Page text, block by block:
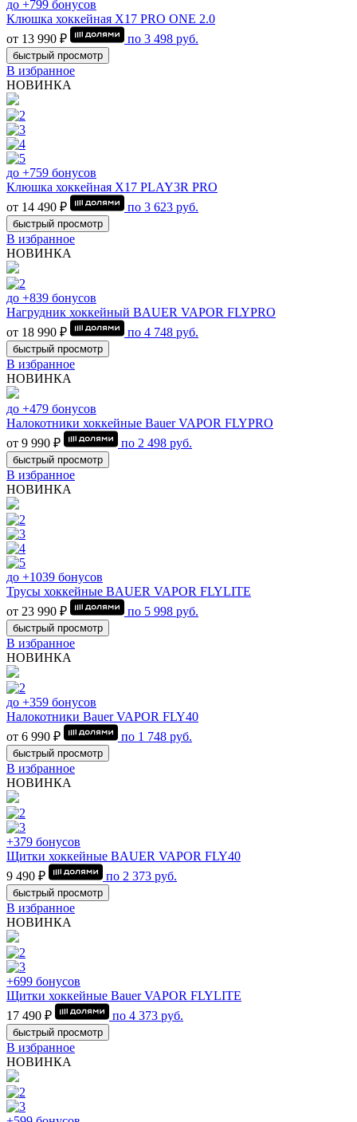
до +799 бонусов
Клюшка хоккейная Х17 PRO ONE 2.0
от 13 990 ₽
по 3 498 руб.
быстрый просмотр
В избранное
НОВИНКА
до +759 бонусов
Клюшка хоккейная Х17 PLAY3R PRO
от 14 490 ₽
по 3 623 руб.
быстрый просмотр
В избранное
НОВИНКА
до +839 бонусов
Нагрудник хоккейный BAUER VAPOR FLYPRO
от 18 990 ₽
по 4 748 руб.
быстрый просмотр
В избранное
НОВИНКА
до +479 бонусов
Налокотники хоккейные Bauer VAPOR FLYPRO
от 9 990 ₽
по 2 498 руб.
быстрый просмотр
В избранное
НОВИНКА
до +1039 бонусов
Трусы хоккейные BAUER VAPOR FLYLITE
от 23 990 ₽
по 5 998 руб.
быстрый просмотр
В избранное
НОВИНКА
до +359 бонусов
Налокотники Bauer VAPOR FLY40
от 6 990 ₽
по 1 748 руб.
быстрый просмотр
В избранное
НОВИНКА
+379 бонусов
Щитки хоккейные BAUER VAPOR FLY40
9 490 ₽
по 2 373 руб.
быстрый просмотр
В избранное
НОВИНКА
+699 бонусов
Щитки хоккейные Bauer VAPOR FLYLITE
17 490 ₽
по 4 373 руб.
быстрый просмотр
В избранное
НОВИНКА